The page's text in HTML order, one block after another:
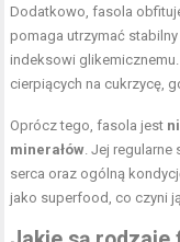
Dodatkowo, fasola
pomaga utrzymać
indeksowi
cierpiących na cukrzycę,
Oprócz tego, fasola jest
minerałów . Jej
serca oraz ogólną
jako superfood, co czyni